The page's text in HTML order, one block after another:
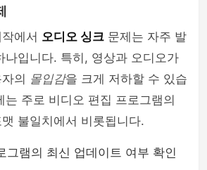
에서 오디오 싱크 문제는 자주 발
나입니다. 특히, 영상과 오디오가
의 몰입감을 크게 저하할 수 있습
는 주로 비디오 편집 프로그램의
불일치에서 비롯됩니다.
그램의 최신 업데이트 여부 확인